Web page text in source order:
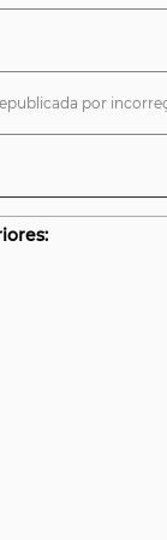
por